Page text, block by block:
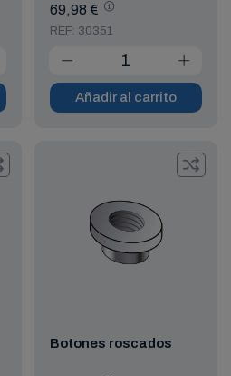
69,98 €
REF: 30351
Añadir al carrito
Botones roscados